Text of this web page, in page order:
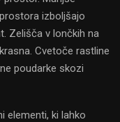
izboljšajo
Zelišča v lončkih na
Cvetoče rastline
poudarke skozi
elementi, ki lahko